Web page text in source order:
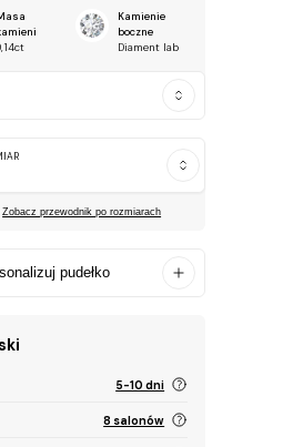
Kamienie
boczne
Diament lab
Zobacz przewodnik po rozmiarach
pudełko
5-10 dni
8 salonów